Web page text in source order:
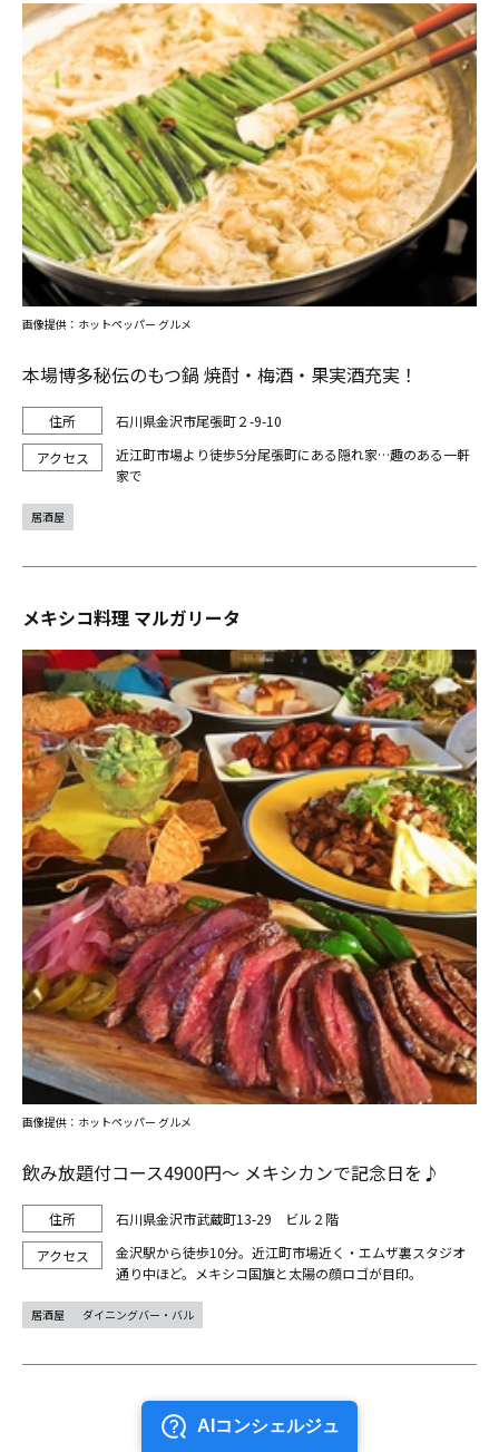
本場博多秘伝のもつ鍋 焼酎・梅酒・果実酒充実！
石川県金沢市尾張町２-9-10
近江町市場より徒歩5分尾張町にある隠れ家…趣のある一軒
家で
画像提供：ホットペッパー グルメ
居酒屋
メキシコ料理 マルガリータ
飲み放題付コース4900円～ メキシカンで記念日を♪
石川県金沢市武蔵町13-29 ビル２階
金沢駅から徒歩10分。近江町市場近く・エムザ裏スタジオ
通り中ほど。メキシコ国旗と太陽の顔ロゴが目印。
画像提供：ホットペッパー グルメ
居酒屋 ダイニングバー・バル
前